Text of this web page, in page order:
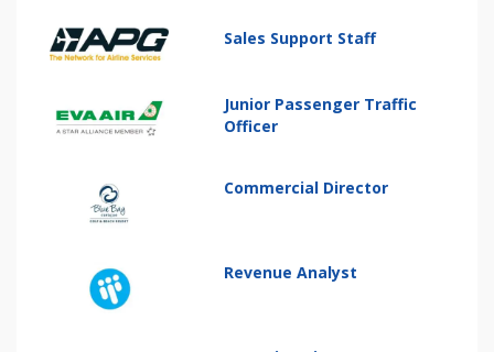
Sales Support Staff
Junior Passenger Traffic
Officer
Commercial Director
Revenue Analyst